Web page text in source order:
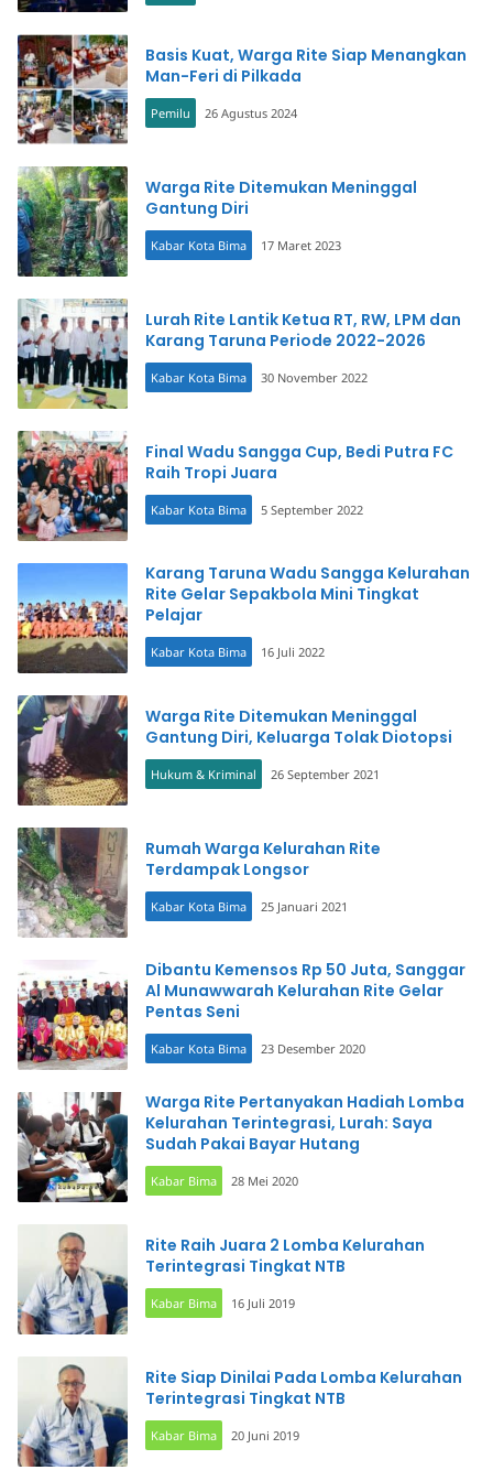
Basis Kuat, Warga Rite Siap Menangkan
Man-Feri di Pilkada
Pemilu 26 Agustus 2024
Warga Rite Ditemukan Meninggal
Gantung Diri
Kabar Kota Bima 17 Maret 2023
Lurah Rite Lantik Ketua RT, RW, LPM dan
Karang Taruna Periode 2022-2026
Kabar Kota Bima 30 November 2022
Final Wadu Sangga Cup, Bedi Putra FC
Raih Tropi Juara
Kabar Kota Bima 5 September 2022
Karang Taruna Wadu Sangga Kelurahan
Rite Gelar Sepakbola Mini Tingkat
Pelajar
Kabar Kota Bima 16 Juli 2022
Warga Rite Ditemukan Meninggal
Gantung Diri, Keluarga Tolak Diotopsi
Hukum & Kriminal 26 September 2021
Rumah Warga Kelurahan Rite
Terdampak Longsor
Kabar Kota Bima 25 Januari 2021
Dibantu Kemensos Rp 50 Juta, Sanggar
Al Munawwarah Kelurahan Rite Gelar
Pentas Seni
Kabar Kota Bima 23 Desember 2020
Warga Rite Pertanyakan Hadiah Lomba
Kelurahan Terintegrasi, Lurah: Saya
Sudah Pakai Bayar Hutang
Kabar Bima 28 Mei 2020
Rite Raih Juara 2 Lomba Kelurahan
Terintegrasi Tingkat NTB
Kabar Bima 16 Juli 2019
Rite Siap Dinilai Pada Lomba Kelurahan
Terintegrasi Tingkat NTB
Kabar Bima 20 Juni 2019